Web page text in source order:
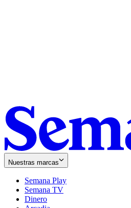
Nuestras marcas
Semana Play
Semana TV
Dinero